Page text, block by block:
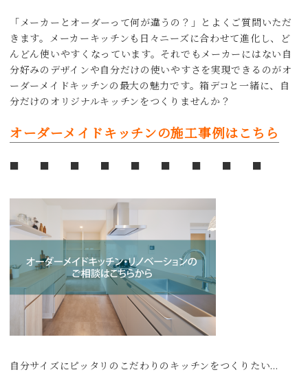
「メーカーとオーダーって何が違うの？」とよくご質問いただ
きます。メーカーキッチンも日々ニーズに合わせて進化し、ど
んどん使いやすくなっています。それでもメーカーにはない自
分好みのデザインや自分だけの使いやすさを実現できるのがオ
ーダーメイドキッチンの最大の魅力です。箱デコと一緒に、自
分だけのオリジナルキッチンをつくりませんか？
オーダーメイドキッチンの施工事例はこちら
自分サイズにピッタリのこだわりのキッチンをつくりたい…